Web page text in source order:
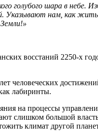
голубого шара в небе.
Указывают нам, как
восстаний 2250-х
человеческих
лабиринты.
на процессы
слишком большой
климат другой